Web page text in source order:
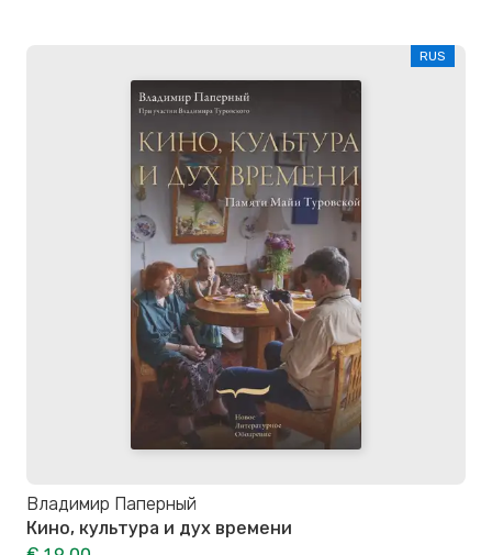
RUS
Владимир Паперный
Кино, культура и дух времени